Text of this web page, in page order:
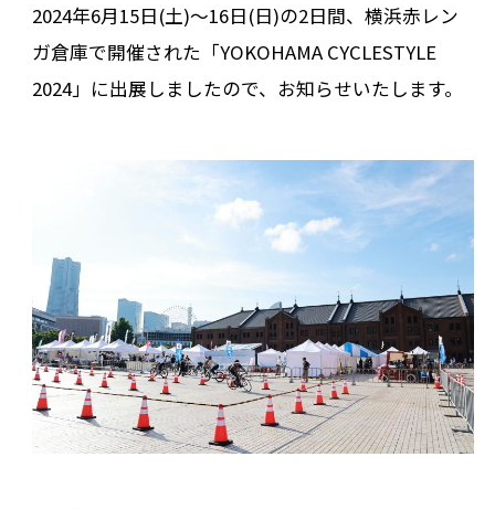
2024年6月15日(土)〜16日(日)の2日間、横浜赤レン
ガ倉庫で開催された「YOKOHAMA CYCLESTYLE
2024」に出展しましたので、お知らせいたします。